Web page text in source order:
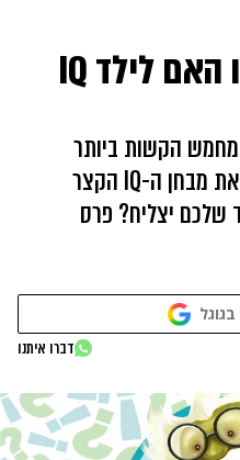
3 דקות בלבד ותגלו האם לילד IQ
הקשות ביותר
במבחני קבלה לגוגל. נכיר גם את מבחן ה-IQ הקצר
שלכם יצליח? פרס
דברו איתנו